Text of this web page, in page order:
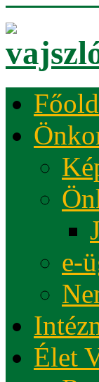
e-
Élet